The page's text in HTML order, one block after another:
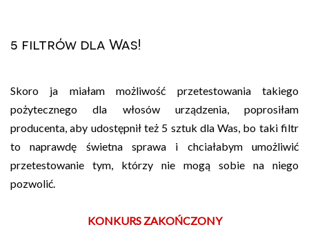
5 filtrów dla Was!
Skoro ja miałam możliwość przetestowania takiego
pożytecznego dla włosów urządzenia, poprosiłam
producenta, aby udostępnił też 5 sztuk dla Was, bo taki filtr
to naprawdę świetna sprawa i chciałabym umożliwić
przetestowanie tym, którzy nie mogą sobie na niego
pozwolić.
KONKURS ZAKOŃCZONY